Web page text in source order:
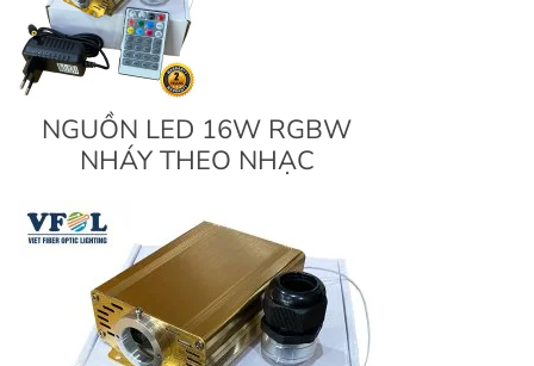
NGUỒN LED 16W RGBW
NHÁY THEO NHẠC